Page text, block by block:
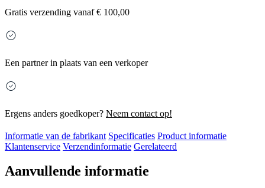
Gratis verzending vanaf € 100,00
Een partner in plaats van een verkoper
Ergens anders goedkoper? Neem contact op!
Informatie van de fabrikant Specificaties Product informatie
Klantenservice Verzendinformatie Gerelateerd
Aanvullende informatie